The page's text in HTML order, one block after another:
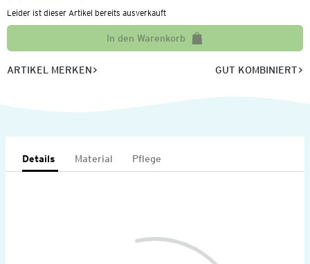
Leider ist dieser Artikel bereits ausverkauft
In den Warenkorb
ARTIKEL MERKEN GUT KOMBINIERT
Details Material Pflege